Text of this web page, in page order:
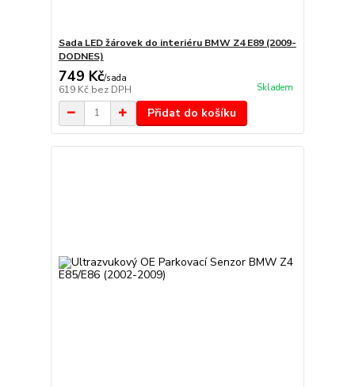
Sada LED žárovek do interiéru BMW Z4 E89 (2009-
DODNES)
749 Kč/sada
619 Kč bez DPH Skladem
Přidat do košíku